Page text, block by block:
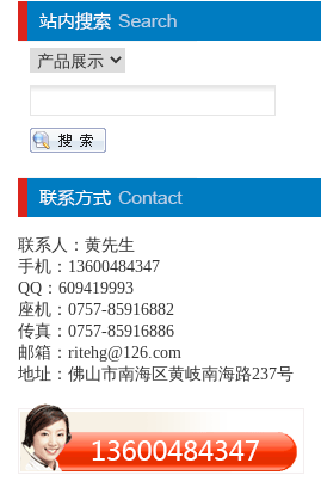
联系人：黄先生
手机：13600484347
QQ：609419993
座机：0757-85916882
传真：0757-85916886
邮箱：ritehg@126.com
地址：佛山市南海区黄岐南海路237号